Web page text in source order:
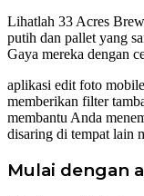
Lihatlah 33 Acres
putih dan pallet yang
Gaya mereka dengan
aplikasi edit foto
memberikan filter
membantu Anda
disaring di tempat lain
Mulai dengan